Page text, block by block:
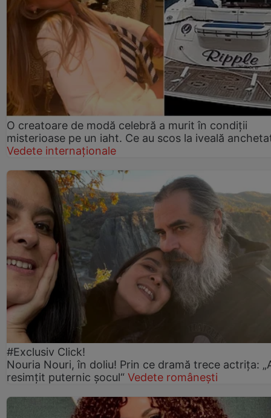
O creatoare de modă celebră a murit în condiții
misterioase pe un iaht. Ce au scos la iveală
Vedete internaționale
#Exclusiv Click!
Nouria Nouri, în doliu! Prin ce dramă trece actrița:
resimțit puternic șocul“ Vedete românești